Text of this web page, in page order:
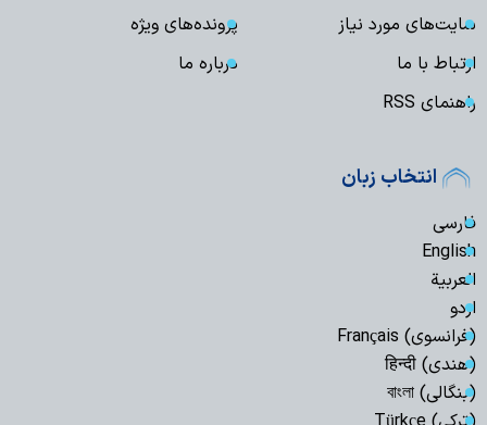
سایت‌های مورد نیاز
پرونده‌های ویژه
ارتباط با ما
درباره ما
راهنمای RSS
انتخاب زبان
فارسی
English
العربیة
اردو
(فرانسوی) Français
(هندی) हिन्दी
(بنگالی) বাংলা